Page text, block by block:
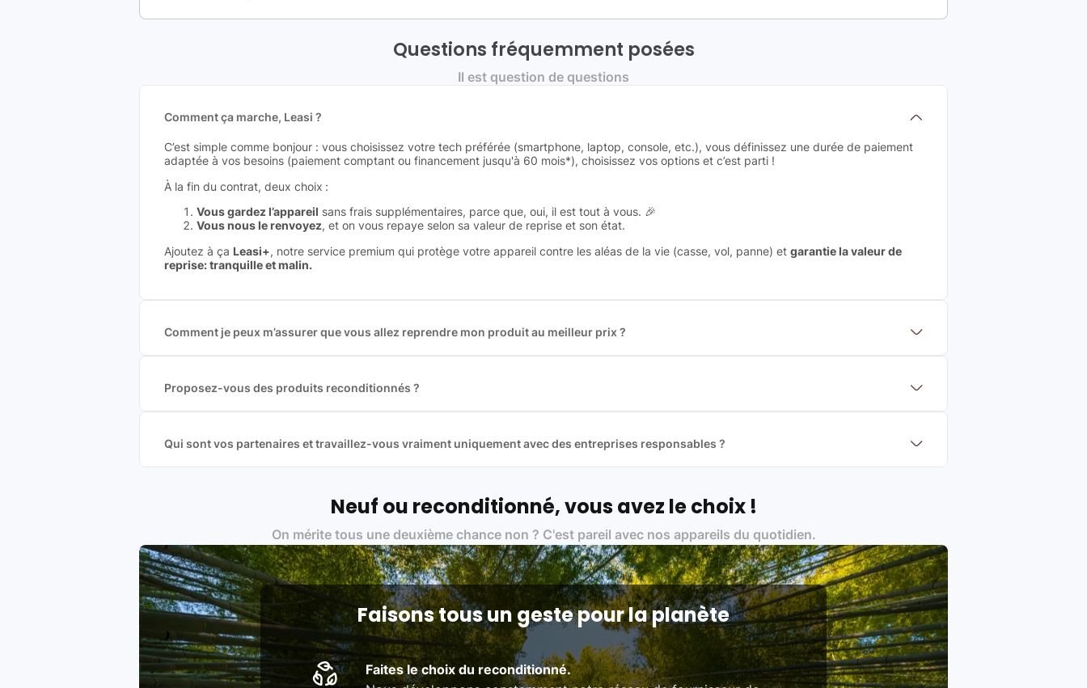
Questions fréquemment posées
Il est question de questions
Comment ça marche, Leasi ?
C’est simple comme bonjour : vous choisissez votre tech préférée (smartphone, laptop, console, etc.), vous définissez une durée de paiement
adaptée à vos besoins (paiement comptant ou financement jusqu'à 60 mois*), choisissez vos options et c’est parti !
À la fin du contrat, deux choix :
Vous gardez l’appareil sans frais supplémentaires, parce que, oui, il est tout à vous. 🎉
Vous nous le renvoyez, et on vous repaye selon sa valeur de reprise et son état.
Ajoutez à ça Leasi+, notre service premium qui protège votre appareil contre les aléas de la vie (casse, vol, panne) et garantie la valeur de
reprise: tranquille et malin.
Comment je peux m’assurer que vous allez reprendre mon produit au meilleur prix ?
Proposez-vous des produits reconditionnés ?
Qui sont vos partenaires et travaillez-vous vraiment uniquement avec des entreprises responsables ?
Labels environnementaux & qualité de nos partenaires :
Produits testés et vérifiés selon des standards rigoureux (80 à 100 points de contrôle en fonction des produits)
Respect des normes RAEE, RoHS, et du référentiel QualiRepar (bonus réparation)
Neuf ou reconditionné, vous avez le choix !
On mérite tous une deuxième chance non ? C'est pareil avec nos appareils du quotidien.
Faisons tous un geste pour la planète
Faites le choix du reconditionné.